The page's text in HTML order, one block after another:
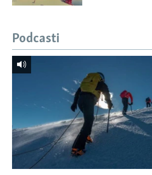
Podcasti